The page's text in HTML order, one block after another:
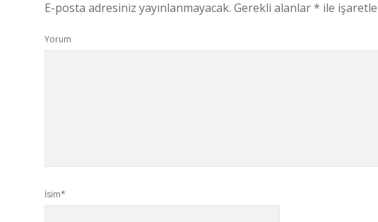
E-posta adresiniz yayınlanmayacak. Gerekli alanlar* ile
Yorum
İsim*